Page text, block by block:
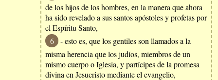
de los hijos de los hombres, en la manera que ahora
ha sido revelado a sus santos apóstoles y profetas por
el Espíritu Santo,
6
- esto es, que los gentiles son llamados a la
misma herencia que los judíos, miembros de un
mismo cuerpo o Iglesia, y partícipes de la promesa
divina en Jesucristo mediante el evangelio,